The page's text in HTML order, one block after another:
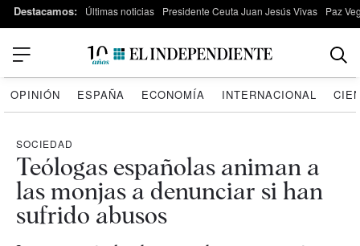
Destacamos: Últimas noticias Presidente Ceuta Juan Jesús Vivas Paz
OPINIÓN ESPAÑA ECONOMÍA INTERNACIONAL
SOCIEDAD
Teólogas españolas animan a
las monjas a denunciar si han
sufrido abusos